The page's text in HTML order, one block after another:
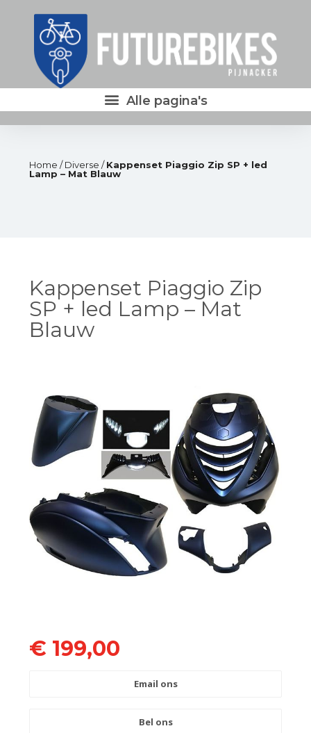
Home /Diverse /Kappenset Piaggio Zip SP + led
Lamp – Mat Blauw
Kappenset Piaggio Zip
SP + led Lamp – Mat
Blauw
€ 199,00
Email ons
Bel ons